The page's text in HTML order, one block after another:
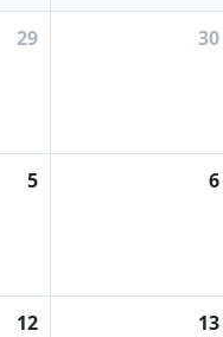
29 30
5 6
12 13